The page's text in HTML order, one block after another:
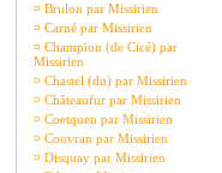
¤ Brulon par Missirien
¤ Carné par Missirien
¤ Champion (de Cicé) par
Missirien
¤ Chastel (du) par Missirien
¤ Châteaufur par Missirien
¤ Coetquen par Missirien
¤ Couvran par Missirien
¤ Disquay par Missirien